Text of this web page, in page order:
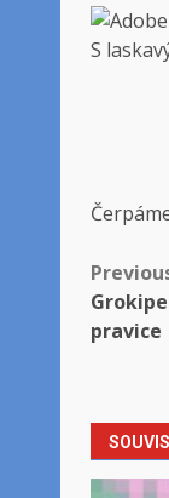
S
Post
pravice